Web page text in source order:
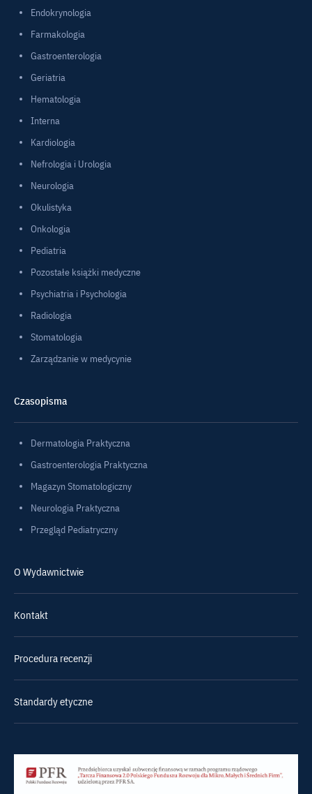
Endokrynologia
Farmakologia
Gastroenterologia
Geriatria
Hematologia
Interna
Kardiologia
Nefrologia i Urologia
Neurologia
Okulistyka
Onkologia
Pediatria
Pozostałe książki medyczne
Psychiatria i Psychologia
Radiologia
Stomatologia
Zarządzanie w medycynie
Czasopisma
Dermatologia Praktyczna
Gastroenterologia Praktyczna
Magazyn Stomatologiczny
Neurologia Praktyczna
Przegląd Pediatryczny
O Wydawnictwie
Kontakt
Procedura recenzji
Standardy etyczne